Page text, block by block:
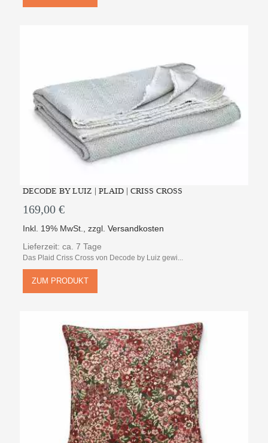
DECODE BY LUIZ | PLAID | CRISS CROSS
169,00 €
Inkl. 19% MwSt. ,zzgl.Versandkosten
Lieferzeit: ca. 7 Tage
Das Plaid Criss Cross von Decode by Luiz gewi...
ZUM PRODUKT